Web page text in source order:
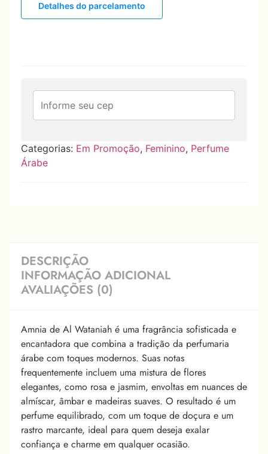
Detalhes do parcelamento
Categorias: Em Promoção, Feminino, Perfume
Árabe
DESCRIÇÃO
INFORMAÇÃO ADICIONAL
AVALIAÇÕES (0)
Amnia de Al Wataniah é uma fragrância sofisticada e
encantadora que combina a tradição da perfumaria
árabe com toques modernos. Suas notas
frequentemente incluem uma mistura de flores
elegantes, como rosa e jasmim, envoltas em nuances de
almíscar, âmbar e madeiras suaves. O resultado é um
perfume equilibrado, com um toque de doçura e um
rastro marcante, ideal para quem deseja exalar
confiança e charme em qualquer ocasião.